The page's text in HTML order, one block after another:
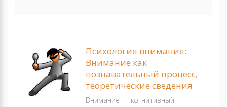
Психология внимания:
Внимание как
познавательный процесс,
теоретические сведения
Внимание — когнитивный